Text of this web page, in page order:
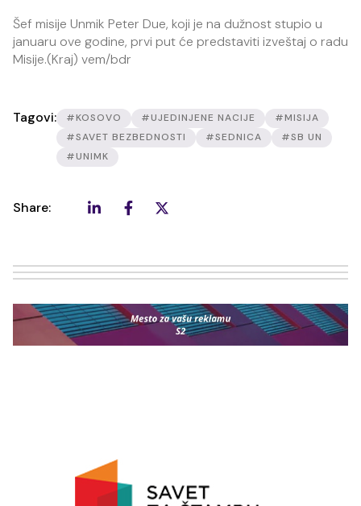
Šef misije Unmik Peter Due, koji je na dužnost stupio u
januaru ove godine, prvi put će predstaviti izveštaj o radu
Misije.(Kraj) vem/bdr
Tagovi: #KOSOVO #UJEDINJENE NACIJE
#MISIJA
#SAVET BEZBEDNOSTI
#SEDNICA
#SB UN
#UNIMK
Share: